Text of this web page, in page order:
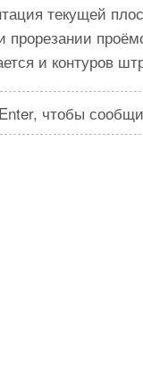
текущей
прорезании
и контуров
чтобы